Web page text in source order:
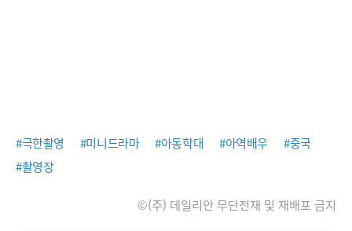
#극한촬영 #미니드라마 #아동학대 #아역배우
#중국
#촬영장
©(주) 데일리안 무단전재 및 재배포 금지